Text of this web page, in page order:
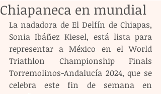
Chiapaneca en mundial
La nadadora de El Delfín de Chiapas,
Sonia Ibáñez Kiesel, está lista para
representar a México en el World
Triathlon Championship Finals
Torremolinos-Andalucía 2024, que se
celebra este fin de semana en